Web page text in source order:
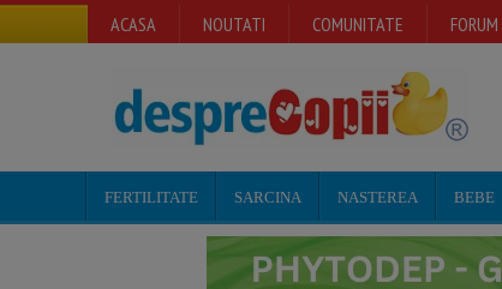
ACASA NOUTATI COMUNITATE FORUM
FERTILITATE SARCINA NASTEREA BEBE